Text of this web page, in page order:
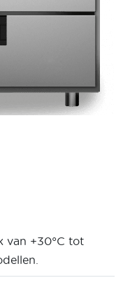
van +30°C tot